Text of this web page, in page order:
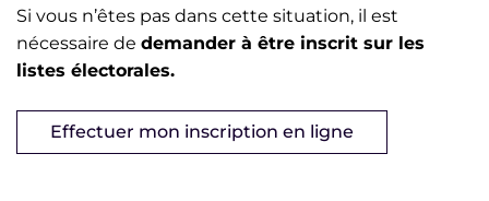
Si vous n’êtes pas dans cette situation, il est
nécessaire de demander à être inscrit sur les
listes électorales.
Effectuer mon inscription en ligne